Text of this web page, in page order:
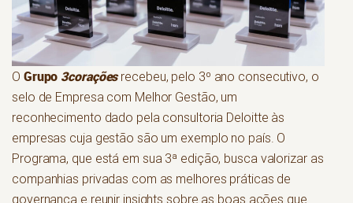
O Grupo 3coraçõesrecebeu, pelo 3º ano consecutivo, o
selo de Empresa com Melhor Gestão, um
reconhecimento dado pela consultoria Deloitte às
empresas cuja gestão são um exemplo no país. O
Programa, que está em sua 3ª edição, busca valorizar as
companhias privadas com as melhores práticas de
governança e reunir insights sobre as boas ações que